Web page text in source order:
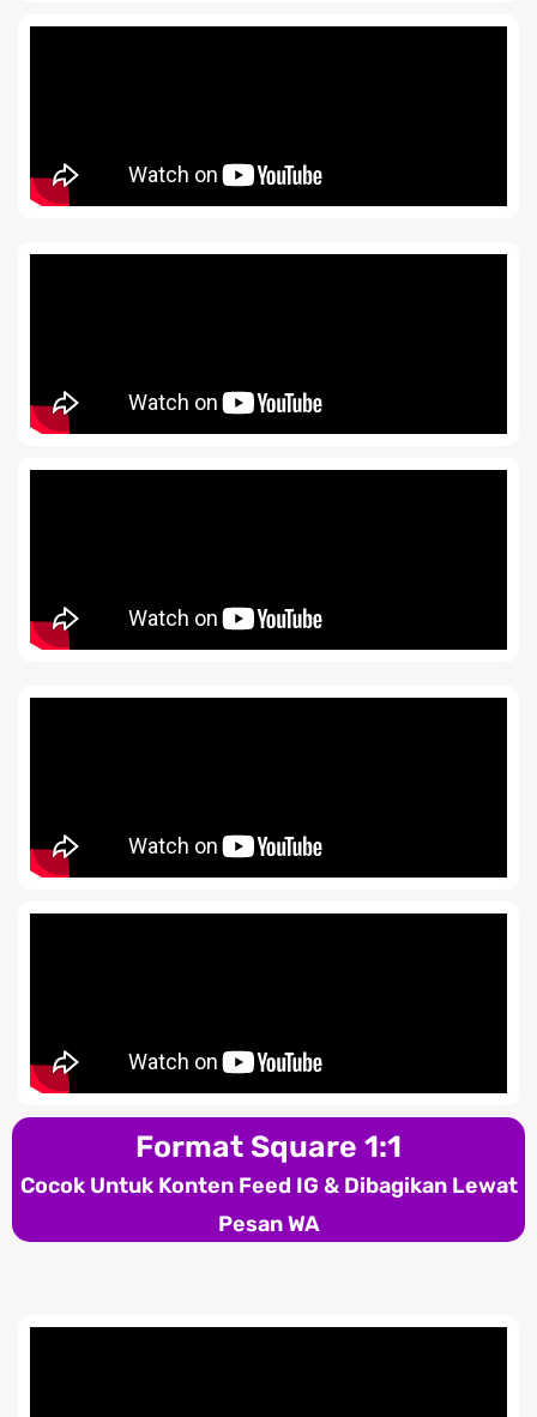
Format Square 1:1
Cocok Untuk Konten Feed IG & Dibagikan Lewat
Pesan WA